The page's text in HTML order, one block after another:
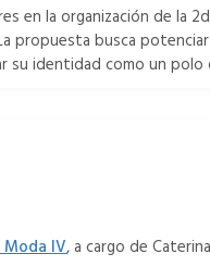
en la organización de la
propuesta busca
identidad como un polo
IV, a cargo de